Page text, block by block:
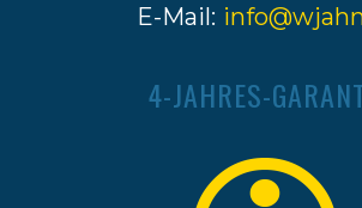
E-Mail:
4-JAHRES-